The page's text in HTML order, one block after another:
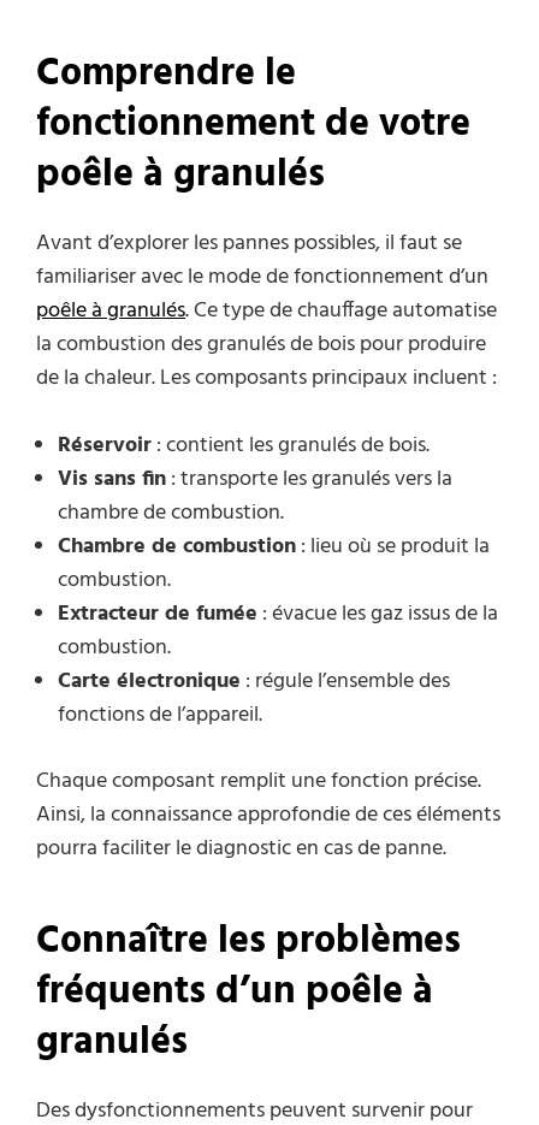
Comprendre le
fonctionnement de votre
poêle à granulés
Avant d’explorer les pannes possibles, il faut se
familiariser avec le mode de fonctionnement d’un
poêle à granulés. Ce type de chauffage automatise
la combustion des granulés de bois pour produire
de la chaleur. Les composants principaux incluent :
Réservoir: contient les granulés de bois.
Vis sans fin: transporte les granulés vers la
chambre de combustion.
Chambre de combustion: lieu où se produit la
combustion.
Extracteur de fumée : évacue les gaz issus de la
combustion.
Carte électronique : régule l’ensemble des
fonctions de l’appareil.
Chaque composant remplit une fonction précise.
Ainsi, la connaissance approfondie de ces éléments
pourra faciliter le diagnostic en cas de panne.
Connaître les problèmes
fréquents d’un poêle à
granulés
Des dysfonctionnements peuvent survenir pour